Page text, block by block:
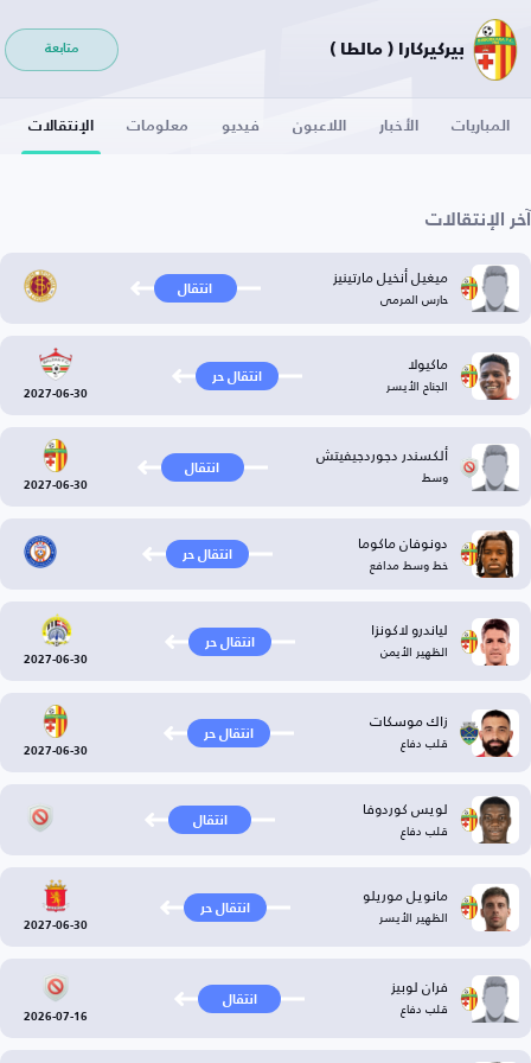
بيركيركارا ( مالطا ) متابعة
المباريات الأخبار اللاعبون فيديو معلومات الإنتقالات
آخر الإنتقالات
ميغيل أنخيل مارتينيز
حارس المرمى انتقال
ماكيولا
الجناح الأيسر انتقال حر
2027-06-30
ألكسندر دجوردجيفيتش
وسط انتقال
2027-06-30
دونوفان ماكوما
خط وسط مدافع انتقال حر
لياندرو لاكونزا
الظهير الأيمن انتقال حر
2027-06-30
زاك موسكات
قلب دفاع انتقال حر
2027-06-30
لويس كوردوفا
قلب دفاع انتقال
مانويل موريلو
الظهير الأيسر انتقال حر
2027-06-30
فران لوبيز
قلب دفاع انتقال
2026-07-16